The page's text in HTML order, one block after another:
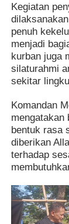
Kegiatan
penuh
menjadi
kurban juga
silaturahmi
sekitar
Komandan
mengatakan
bentuk rasa
diberikan
terhadap